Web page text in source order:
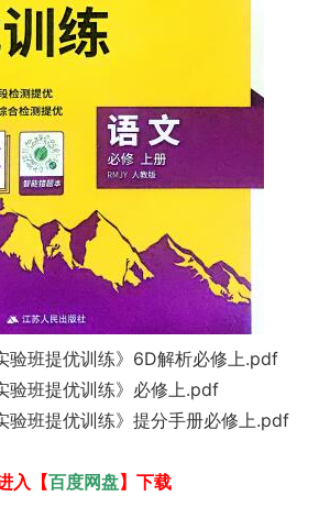
验班提优训练》6D解析必修上.pdf
验班提优训练》必修上.pdf
验班提优训练》提分手册必修上.pdf
入【百度网盘】下载